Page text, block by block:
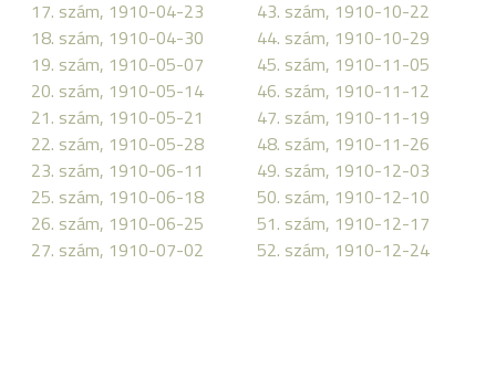
17. szám, 1910-04-23
18. szám, 1910-04-30
19. szám, 1910-05-07
20. szám, 1910-05-14
21. szám, 1910-05-21
22. szám, 1910-05-28
23. szám, 1910-06-11
25. szám, 1910-06-18
26. szám, 1910-06-25
27. szám, 1910-07-02
43. szám, 1910-10-22
44. szám, 1910-10-29
45. szám, 1910-11-05
46. szám, 1910-11-12
47. szám, 1910-11-19
48. szám, 1910-11-26
49. szám, 1910-12-03
50. szám, 1910-12-10
51. szám, 1910-12-17
52. szám, 1910-12-24